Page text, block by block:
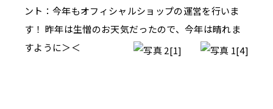
ント：今年もオフィシャルショップの運営を行いま
す！ 昨年は生憎のお天気だったので、今年は晴れま
すように＞＜